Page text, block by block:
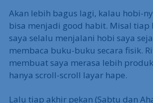
Akan lebih bagus lagi, kalau hobi-
bisa menjadi good habit. Misal tiap
saya selalu menjalani hobi saya
membaca buku-buku secara fisik.
membuat saya merasa lebih
hanya scroll-scroll layar hape.
Lalu tiap akhir pekan (Sabtu dan